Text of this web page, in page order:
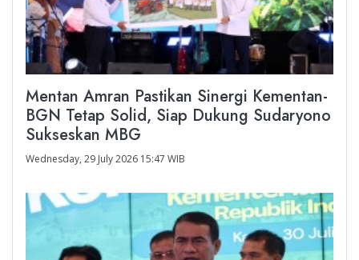
Mentan Amran Pastikan Sinergi Kementan-
BGN Tetap Solid, Siap Dukung Sudaryono
Sukseskan MBG
Wednesday, 29 July 2026 15:47 WIB